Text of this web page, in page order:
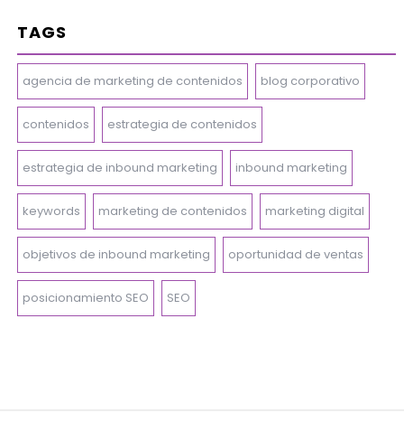
TAGS
agencia de marketing de contenidos blog corporativo
contenidos estrategia de contenidos
estrategia de inbound marketing inbound marketing
keywords marketing de contenidos marketing digital
objetivos de inbound marketing oportunidad de ventas
posicionamiento SEO SEO